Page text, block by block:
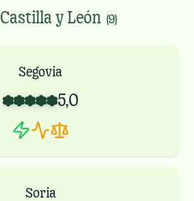
Castilla y León (9)
Segovia
5,0
Soria